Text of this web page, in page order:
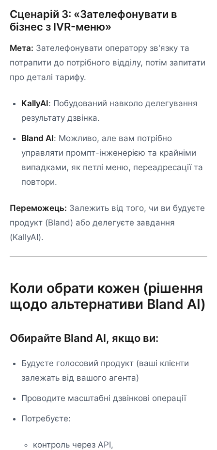
Сценарій 3: «Зателефонувати в
бізнес з IVR-меню»
Мета: Зателефонувати оператору зв'язку та
потрапити до потрібного відділу, потім запитати
про деталі тарифу.
KallyAI: Побудований навколо делегування
результату дзвінка.
Bland AI: Можливо, але вам потрібно
управляти промпт-інженерією та крайніми
випадками, як петлі меню, переадресації та
повтори.
Переможець: Залежить від того, чи ви будуєте
продукт (Bland) або делегуєте завдання
(KallyAI).
Коли обрати кожен (рішення
щодо альтернативи Bland AI)
Обирайте Bland AI, якщо ви:
Будуєте голосовий продукт (ваші клієнти
залежать від вашого агента)
Проводите масштабні дзвінкові операції
Потребуєте:
контроль через API,